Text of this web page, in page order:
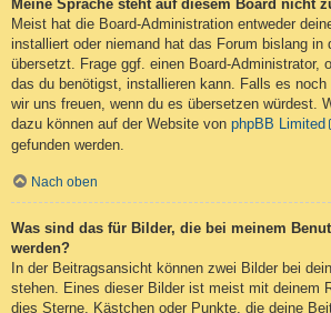
Meine Sprache steht auf diesem Board nicht
Meist hat die Board-Administration entweder
installiert oder niemand hat das Forum bislang in
übersetzt. Frage ggf. einen Board-Administrator,
das du benötigst, installieren kann. Falls es
wir uns freuen, wenn du es übersetzen würdest.
dazu können auf der Website von phpBB Limited
gefunden werden.
Nach oben
Was sind das für Bilder, die bei meinem
werden?
In der Beitragsansicht können zwei Bilder bei
stehen. Eines dieser Bilder ist meist mit deinem
dies Sterne, Kästchen oder Punkte, die deine